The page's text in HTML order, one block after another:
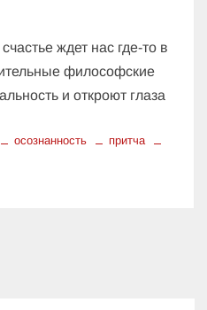
ждет нас где-то в
философские
и откроют глаза
осознанность
притча